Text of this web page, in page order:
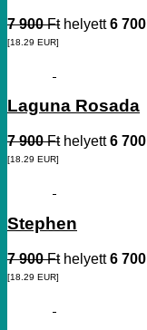
7 900 Fthelyett6 700
[18.29 EUR]
Laguna Rosada
7 900 Fthelyett6 700
[18.29 EUR]
Stephen
7 900 Fthelyett6 700
[18.29 EUR]